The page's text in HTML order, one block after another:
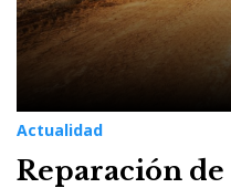
Actualidad
Reparación